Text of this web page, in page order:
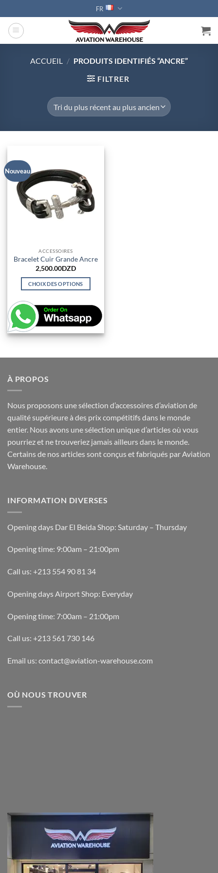
au
contenu
FR
ACCUEIL / PRODUITS IDENTIFIÉS “ANCRE”
FILTRER
Nouveau
ACCESSOIRES
Bracelet Cuir Grande Ancre
2,500.00DZD
CHOIX DES OPTIONS
produit
a
plusieurs
variations.
options
la
page
du
produit
À PROPOS
Nous proposons une sélection d’accessoires d’aviation de
qualité supérieure à des prix compétitifs dans le monde
entier. Nous avons une sélection unique d’articles où vous
pourriez et ne trouveriez jamais ailleurs dans le monde.
Certains de nos articles sont conçus et fabriqués par Aviation
Warehouse.
INFORMATION DIVERSES
Opening days Dar El Beida Shop: Saturday – Thursday
Opening time: 9:00am – 21:00pm
Call us: +213 554 90 81 34
Opening days Airport Shop: Everyday
Opening time: 7:00am – 21:00pm
Call us: +213 561 730 146
Email us: contact@aviation-warehouse.com
OÙ NOUS TROUVER